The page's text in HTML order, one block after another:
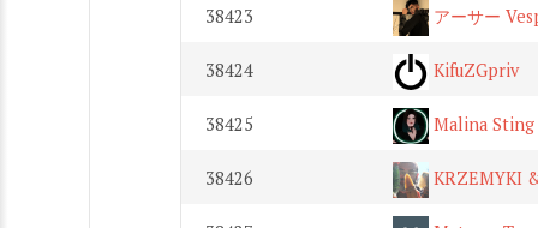
38423 アーサー
38424 KifuZGpriv
38425 Malina Sting
38426 KRZEMYKI